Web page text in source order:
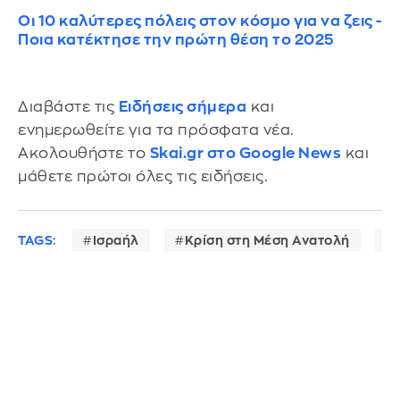
Οι 10 καλύτερες πόλεις στον κόσμο για να ζεις -
Ποια κατέκτησε την πρώτη θέση το 2025
Διαβάστε τις Ειδήσεις σήμερα και
ενημερωθείτε για τα πρόσφατα νέα.
Ακολουθήστε το Skai.gr στο Google News και
μάθετε πρώτοι όλες τις ειδήσεις.
TAGS: Ισραήλ Κρίση στη Μέση Ανατολή